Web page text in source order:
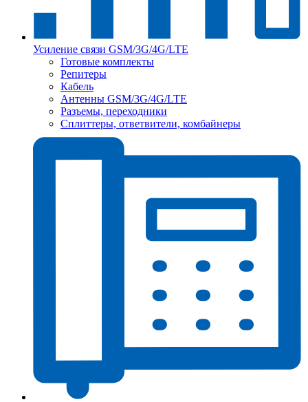
Усиление связи GSM/3G/4G/LTE
Готовые комплекты
Репитеры
Кабель
Антенны GSM/3G/4G/LTE
Разъемы, переходники
Сплиттеры, ответвители, комбайнеры